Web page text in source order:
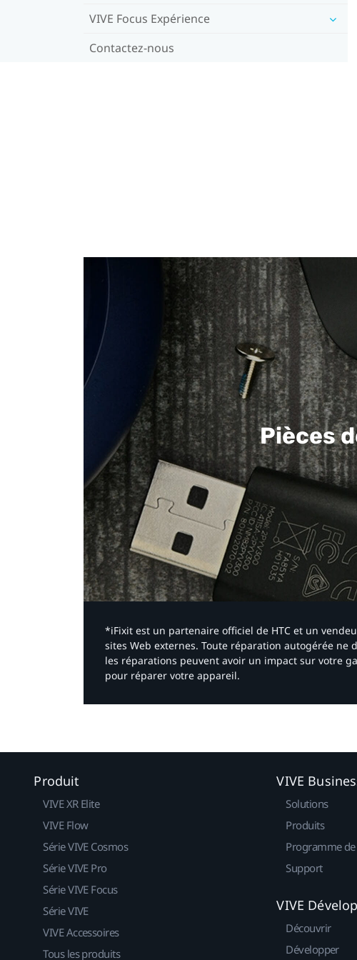
VIVE Focus Expérience
Contactez-nous
Pièces
*iFixit est un partenaire officiel de HTC et un
sites Web externes. Toute réparation autogérée
les réparations peuvent avoir un impact sur votre
pour réparer votre appareil.​
Produit
VIVE XR Elite
VIVE Flow
Série VIVE Cosmos
Série VIVE Pro
Série VIVE Focus
Série VIVE
VIVE Accessoires
Tous les produits
VIVE
Solutions
Produits
Programme
Support
VIVE
Découvrir
Développer